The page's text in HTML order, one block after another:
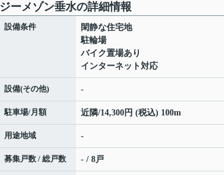
ジーメゾン垂水の詳細情報
設備条件
閑静な住宅地
駐輪場
バイク置場あり
インターネット対応
設備(その他) -
駐車場/月額 近隣/14,300円 (税込) 100m
用途地域 -
募集戸数 / 総戸数 - / 8戸